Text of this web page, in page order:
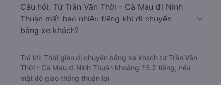
Câu hỏi: Từ Trần Văn Thời - Cà Mau đi Ninh
Thuận mất bao nhiêu tiếng khi di chuyển
bằng xe khách?
Trả lời: Thời gian di chuyển bằng xe khách từ Trần Văn
Thời - Cà Mau đi Ninh Thuận khoảng 15.2 tiếng, nếu
mật độ giao thông thuận lợi.